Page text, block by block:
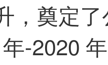
，奠定
-2020